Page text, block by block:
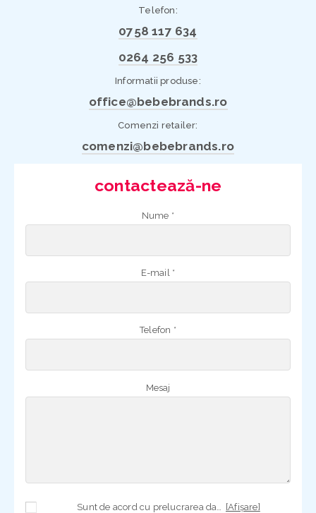
Telefon:
0758 117 634
0264 256 533
Informatii produse:
office@bebebrands.ro
Comenzi retailer:
comenzi@bebebrands.ro
contactează-ne
Nume *
E-mail *
Telefon *
Mesaj
[Afișare]